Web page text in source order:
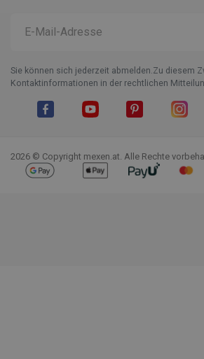
Sie können sich jederzeit abmelden.Zu diesem
Kontaktinformationen in der rechtlichen
2026 © Copyright mexen.at. Alle Rechte